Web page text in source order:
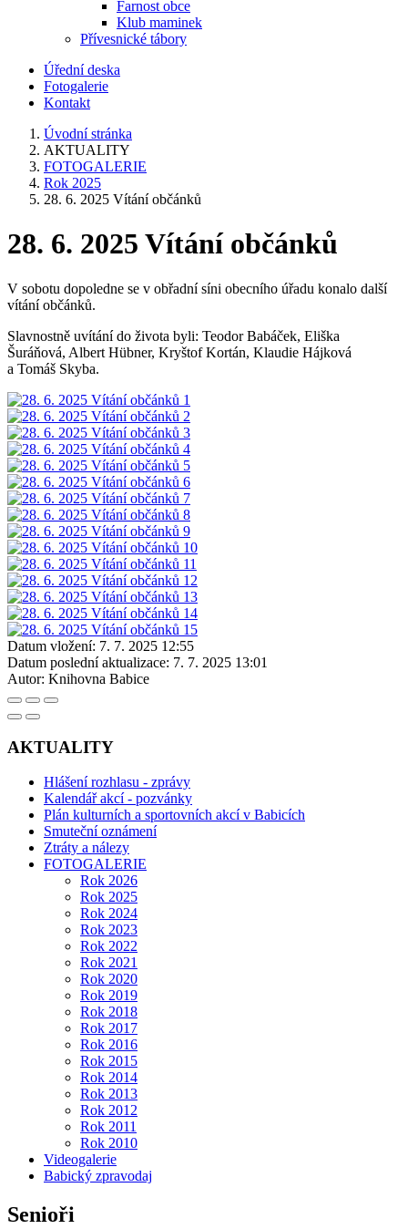
Farnost obce
Klub maminek
Přívesnické tábory
Úřední deska
Fotogalerie
Kontakt
Úvodní stránka
AKTUALITY
FOTOGALERIE
Rok 2025
28. 6. 2025 Vítání občánků
28. 6. 2025 Vítání občánků
V sobotu dopoledne se v obřadní síni obecního úřadu konalo další
vítání občánků.
Slavnostně uvítání do života byli: Teodor Babáček, Eliška
Šuráňová, Albert Hübner, Kryštof Kortán, Klaudie Hájková
a Tomáš Skyba.
Datum vložení: 7. 7. 2025 12:55
Datum poslední aktualizace: 7. 7. 2025 13:01
Autor: Knihovna Babice
AKTUALITY
Hlášení rozhlasu - zprávy
Kalendář akcí - pozvánky
Plán kulturních a sportovních akcí v Babicích
Smuteční oznámení
Ztráty a nálezy
FOTOGALERIE
Rok 2026
Rok 2025
Rok 2024
Rok 2023
Rok 2022
Rok 2021
Rok 2020
Rok 2019
Rok 2018
Rok 2017
Rok 2016
Rok 2015
Rok 2014
Rok 2013
Rok 2012
Rok 2011
Rok 2010
Videogalerie
Babický zpravodaj
Senioři